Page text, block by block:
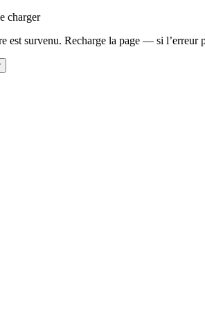
charger
est survenu. Recharge la page — si